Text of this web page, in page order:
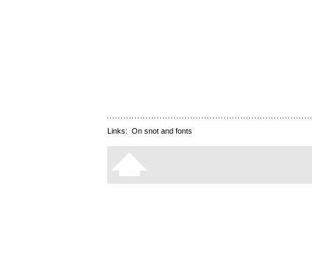
Links: On snot and fonts